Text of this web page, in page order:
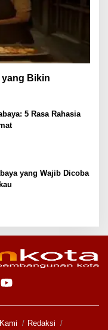
yang Bikin
5 Rasa Rahasia
yang Wajib Dicoba
Redaksi